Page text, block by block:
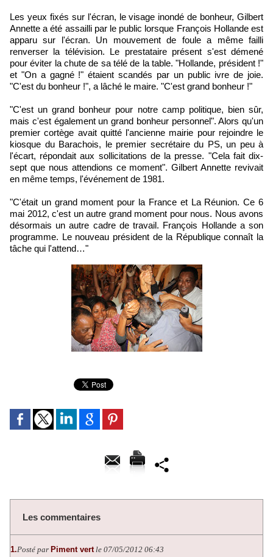
Les yeux fixés sur l'écran, le visage inondé de bonheur, Gilbert
Annette a été assailli par le public lorsque François Hollande est
apparu sur l'écran. Un mouvement de foule a même failli
renverser la télévision. Le prestataire présent s'est démené
pour éviter la chute de sa télé de la table. "Hollande, président !"
et "On a gagné !" étaient scandés par un public ivre de joie.
"C'est du bonheur !", a lâché le maire. "C'est grand bonheur !"
"C'est un grand bonheur pour notre camp politique, bien sûr,
mais c'est également un grand bonheur personnel". Alors qu'un
premier cortège avait quitté l'ancienne mairie pour rejoindre le
kiosque du Barachois, le premier secrétaire du PS, un peu à
l'écart, répondait aux sollicitations de la presse. "Cela fait dix-
sept que nous attendions ce moment". Gilbert Annette revivait
en même temps, l'événement de 1981.
"C'était un grand moment pour la France et La Réunion. Ce 6
mai 2012, c'est un autre grand moment pour nous. Nous avons
désormais un autre cadre de travail. François Hollande a son
programme. Le nouveau président de la République connaît la
tâche qui l'attend…"
Les commentaires
1.Posté par Piment vert le 07/05/2012 06:43